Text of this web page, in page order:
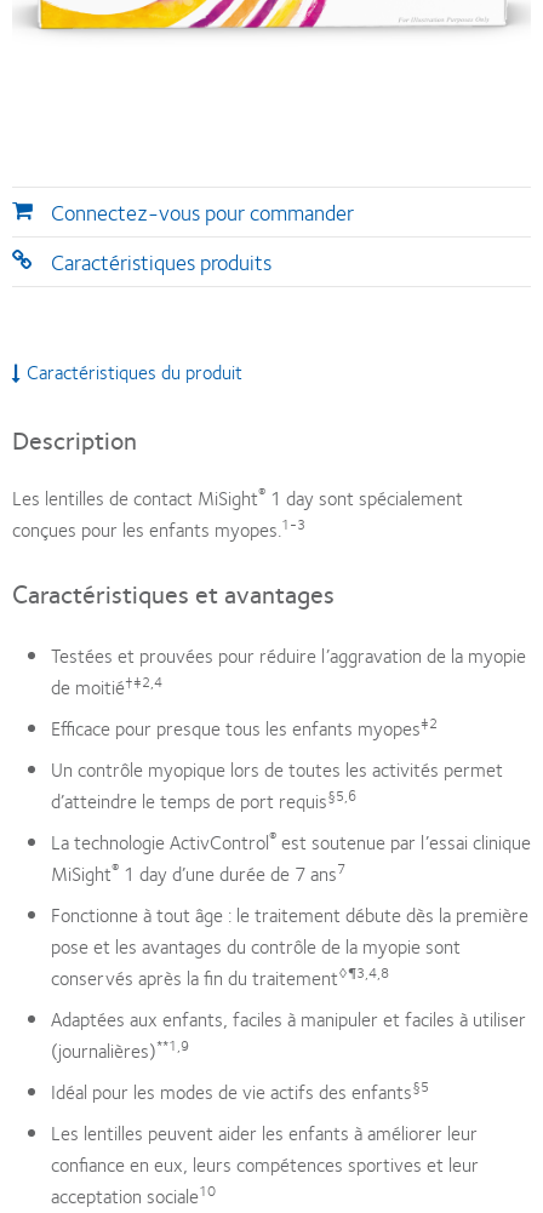
Connectez-vous pour commander
Caractéristiques produits
Caractéristiques du produit
Description
Les lentilles de contact MiSight® 1 day sont spécialement
conçues pour les enfants myopes.1-3
Caractéristiques et avantages
Testées et prouvées pour réduire l’aggravation de la myopie
de moitié†‡2,4
Efficace pour presque tous les enfants myopes‡2
Un contrôle myopique lors de toutes les activités permet
d’atteindre le temps de port requis§5,6
La technologie ActivControl® est soutenue par l’essai clinique
MiSight® 1 day d’une durée de 7 ans7
Fonctionne à tout âge : le traitement débute dès la première
pose et les avantages du contrôle de la myopie sont
conservés après la fin du traitement◊¶3,4,8
Adaptées aux enfants, faciles à manipuler et faciles à utiliser
(journalières)**1,9
Idéal pour les modes de vie actifs des enfants§5
Les lentilles peuvent aider les enfants à améliorer leur
confiance en eux, leurs compétences sportives et leur
acceptation sociale10